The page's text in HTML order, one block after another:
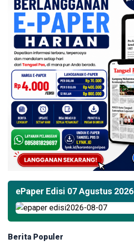
ePaper Edisi 07 Agustus 2026
Berita Populer